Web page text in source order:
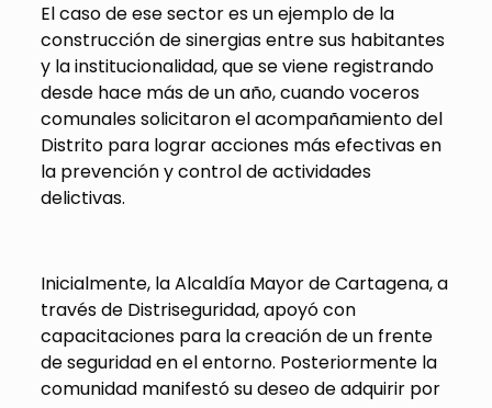
El caso de ese sector es un ejemplo de la
construcción de sinergias entre sus habitantes
y la institucionalidad, que se viene registrando
desde hace más de un año, cuando voceros
comunales solicitaron el acompañamiento del
Distrito para lograr acciones más efectivas en
la prevención y control de actividades
delictivas.
Inicialmente, la Alcaldía Mayor de Cartagena, a
través de Distriseguridad, apoyó con
capacitaciones para la creación de un frente
de seguridad en el entorno. Posteriormente la
comunidad manifestó su deseo de adquirir por